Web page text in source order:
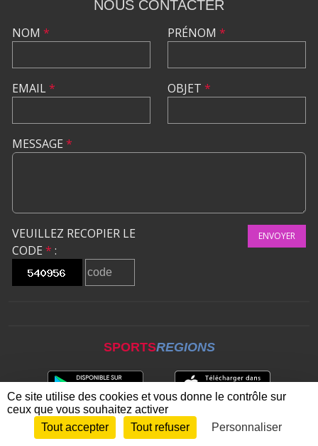
NOUS CONTACTER
NOM *
EMAIL*
PRÉNOM *
OBJET *
MESSAGE *
VEUILLEZ RECOPIER LE
CODE * :
ENVOYER
SPORTSREGIONS
Envie de participer ? CONNEXION
Ce site utilise des cookies et vous donne le contrôle sur
ceux que vous souhaitez activer
Tout accepter
Tout refuser Personnaliser